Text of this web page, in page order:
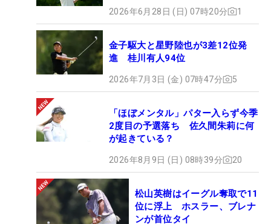
2026年6月28日 (日) 07時20分 1
金子駆大と星野陸也が3差12位発
進 桂川有人94位
2026年7月3日 (金) 07時47分 5
「ほぼメンタル」パター入らず今季
2度目の予選落ち 佐久間朱莉に何
が起きている？
2026年8月9日 (日) 08時39分 20
松山英樹はイーグル奪取で11
位に浮上 ホスラー、ブレナ
ンが首位タイ